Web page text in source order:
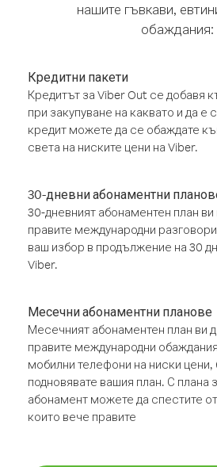
нашите гъвкави,
обаждания:
Кредитни пакети
Кредитът за Viber Out се добавя
при закупуване на каквато и да е
кредит можете да се обаждате
света на ниските цени на Viber.
30-дневни абонаментни
30-дневният абонаментен план ви
правите международни
ваш избор в продължение на 30
Viber.
Месечни абонаментни планове
Месечният абонаментен план ви
правите международни
мобилни телефони на ниски цени,
подновявате вашия план. С плана
абонамент можете да спестите
които вече правите